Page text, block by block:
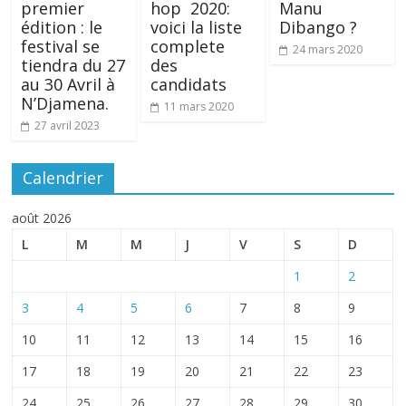
premier
édition : le
festival se
tiendra du 27
au 30 Avril à
N’Djamena.
27 avril 2023
hop 2020:
voici la liste
complete
des
candidats
11 mars 2020
Manu
Dibango ?
24 mars 2020
Calendrier
août 2026
L
M M J V S
D
1
2
3
4 5 6 7 8
9
10
11 12 13 14 15
16
17
18 19 20 21 22
23